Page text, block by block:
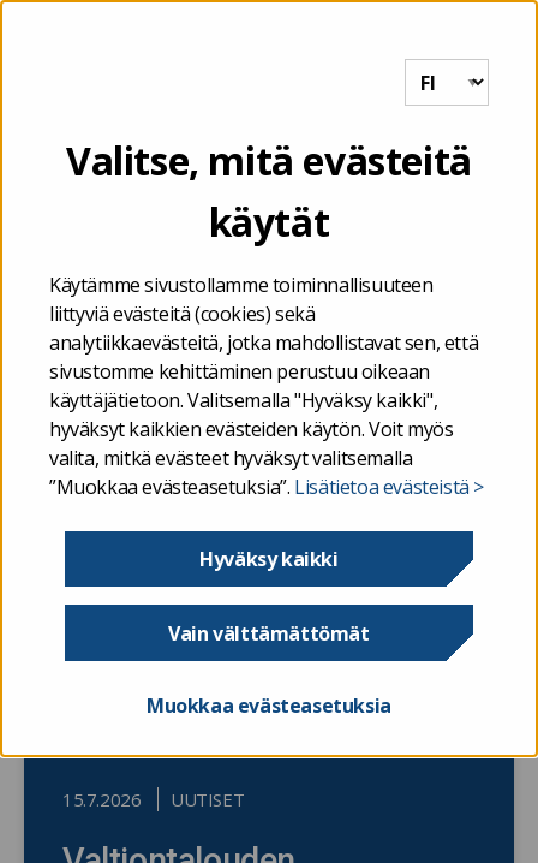
Valitse, mitä evästeitä
käytät
Käytämme sivustollamme toiminnallisuuteen
liittyviä evästeitä (cookies) sekä
analytiikkaevästeitä, jotka mahdollistavat sen, että
sivustomme kehittäminen perustuu oikeaan
käyttäjätietoon. Valitsemalla "Hyväksy kaikki",
hyväksyt kaikkien evästeiden käytön. Voit myös
valita, mitkä evästeet hyväksyt valitsemalla
”Muokkaa evästeasetuksia”. Lisätietoa evästeistä >
Hyväksy kaikki
Vain välttämättömät
Muokkaa evästeasetuksia
avoimuus
15.7.2026 UUTISET